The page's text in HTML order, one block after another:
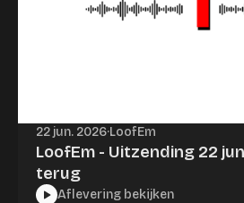
22 jun. 2026·LoofEm
LoofEm - Uitzending 22
terug
Aflevering bekijken